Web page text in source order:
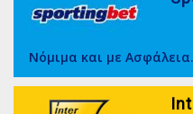
Νόμιμα και με